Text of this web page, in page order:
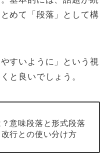
めて「段落」として構
すいように」という視
と良いでしょう。
意味段落と形式段落
行との使い分け方